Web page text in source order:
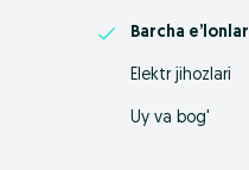
Barcha e’lonlar
Elektr jihozlari
Uy va bog'